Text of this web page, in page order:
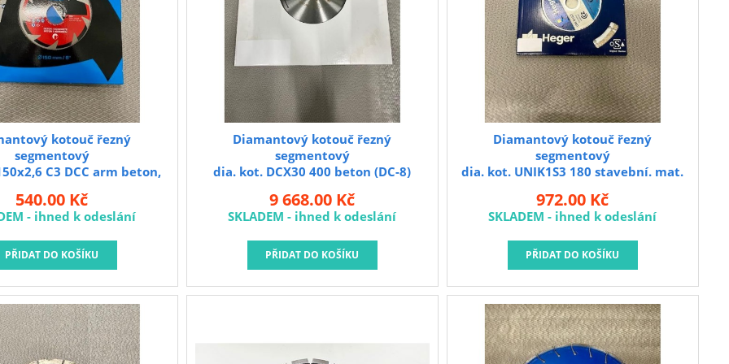
C3 DCC arm beton,
kotouč řezný
segmentový
cm dřevěná rukojeť kalené
třemi řeznými hranami pro
je víceúčelový ruční nástroj
pro prořezávání větví
i pro další různé práce na
zahradě.
540.00 Kč
- ihned k odeslání
dia. kot. DCX30 400 beton (DC-8)
Diamantový kotouč řezný
segmentový
9 668.00 Kč
SKLADEM - ihned k odeslání
dia. kot. UNIK1S3 180 stavební. mat.
Diamantový kotouč řezný
segmentový
972.00 Kč
SKLADEM - ihned k odeslání